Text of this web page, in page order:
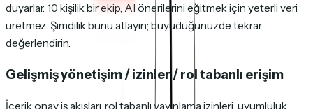
duyarlar. 10 kişilik bir ekip, AI önerilerini eğitmek için yeterli veri
üretmez. Şimdilik bunu atlayın; büyüdüğünüzde tekrar
değerlendirin.
Gelişmiş yönetişim / izinler / rol tabanlı erişim
İçerik onay iş akışları, rol tabanlı yayınlama izinleri, uyumluluk